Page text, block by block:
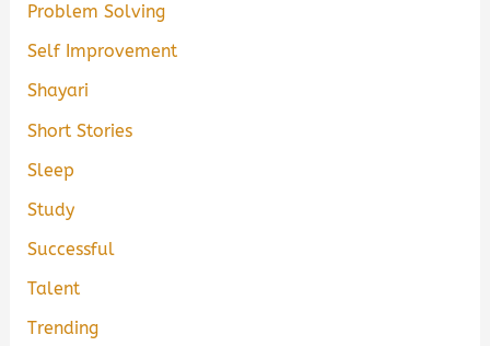
Problem Solving
Self Improvement
Shayari
Short Stories
Sleep
Study
Successful
Talent
Trending